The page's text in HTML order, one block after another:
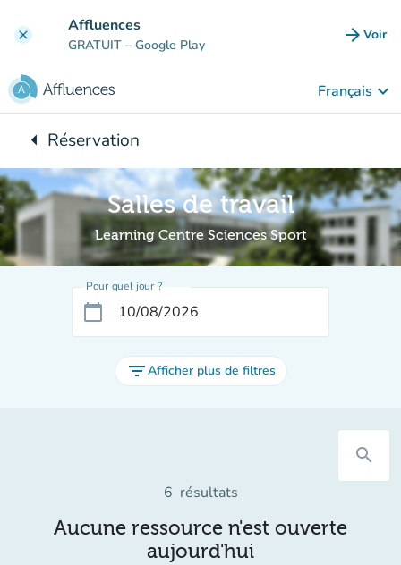
clear Affluences
GRATUIT – Google Play arrow_forward Voir
Français keyboard_arrow_down
arrow_leftRetour à :
Réservation
Salles de travail
Learning Centre Sciences Sport
Pour quel jour ?
calendar_today
filter_listAfficher plus de filtres
search
6 résultats
Aucune ressource n'est ouverte
aujourd'hui